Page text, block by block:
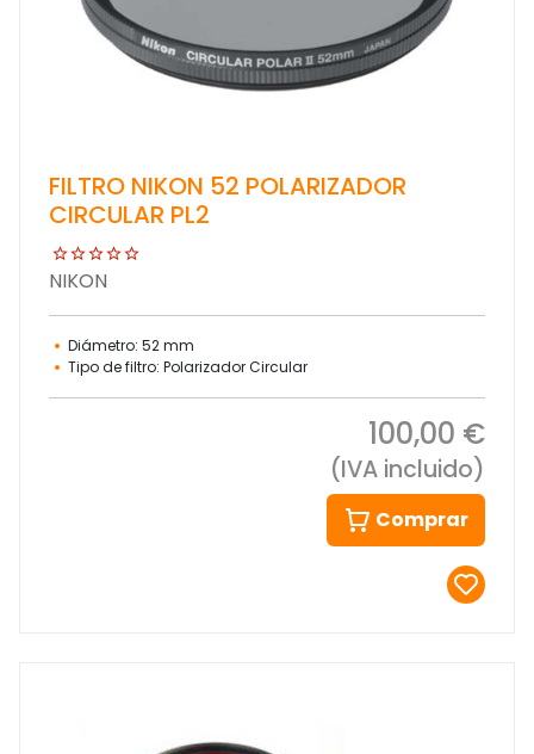
FILTRO NIKON 52 POLARIZADOR
CIRCULAR PL2
NIKON
Diámetro: 52 mm
Tipo de filtro: Polarizador Circular
100,00 €
(IVA incluido)
Comprar